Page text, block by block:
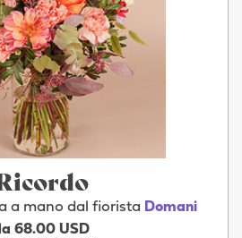
a mano dal fiorista Domani
68.00 USD